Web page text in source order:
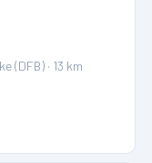
(DFB) · 13 km